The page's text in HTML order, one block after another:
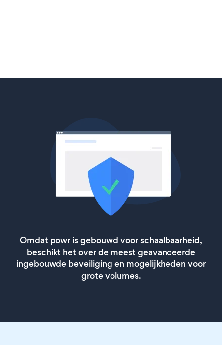
Omdat powr is gebouwd voor schaalbaarheid,
beschikt het over de meest geavanceerde
ingebouwde beveiliging en mogelijkheden voor
grote volumes.